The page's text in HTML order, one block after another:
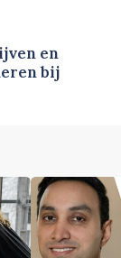
en
bij